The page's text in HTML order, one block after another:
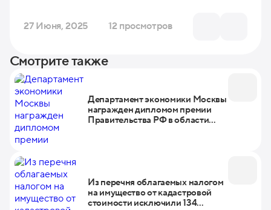
27 Июня, 2025 12 просмотров
Смотрите также
Департамент экономики Москвы
награжден дипломом премии
Правительства РФ в области
Из перечня облагаемых налогом
на имущество от кадастровой
стоимости исключили 134